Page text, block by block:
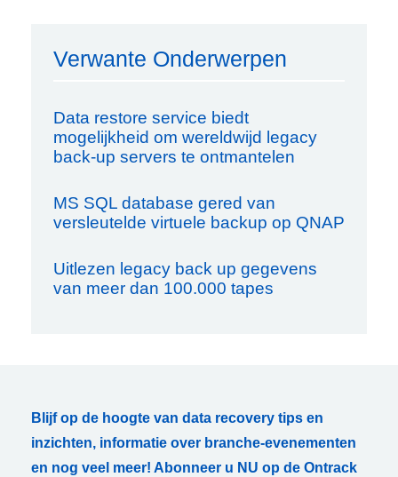
Verwante Onderwerpen
Data restore service biedt
mogelijkheid om wereldwijd legacy
back-up servers te ontmantelen
MS SQL database gered van
versleutelde virtuele backup op QNAP
Uitlezen legacy back up gegevens
van meer dan 100.000 tapes
Blijf op de hoogte van data recovery tips en
inzichten, informatie over branche-evenementen
en nog veel meer! Abonneer u NU op de Ontrack